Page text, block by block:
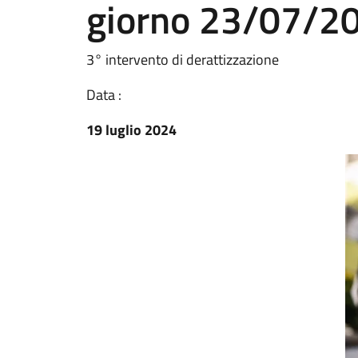
giorno 23/07/
3° intervento di derattizzazione
Data :
19 luglio 2024